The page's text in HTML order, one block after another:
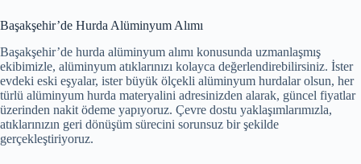
Başakşehir’de Hurda Alüminyum Alımı
Başakşehir’de hurda alüminyum alımı konusunda uzmanlaşmış
ekibimizle, alüminyum atıklarınızı kolayca değerlendirebilirsiniz. İster
evdeki eski eşyalar, ister büyük ölçekli alüminyum hurdalar olsun, her
türlü alüminyum hurda materyalini adresinizden alarak, güncel fiyatlar
üzerinden nakit ödeme yapıyoruz. Çevre dostu yaklaşımlarımızla,
atıklarınızın geri dönüşüm sürecini sorunsuz bir şekilde
gerçekleştiriyoruz.